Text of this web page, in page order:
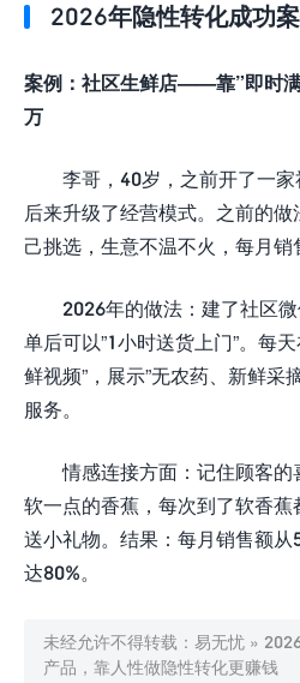
2026年隐性转化成功
案例：社区生鲜店——靠”即时
万
李哥，40岁，之前开了一家
后来升级了经营模式。之前的
己挑选，生意不温不火，每月销
2026年的做法：建了社区
单后可以”1小时送货上门”。每
鲜视频”，展示”无农药、新鲜采
服务。
情感连接方面：记住顾客的
软一点的香蕉，每次到了软香蕉
送小礼物。结果：每月销售额
达80%。
未经允许不得转载： 易无忧 »
产品，靠人性做隐性转化更赚钱